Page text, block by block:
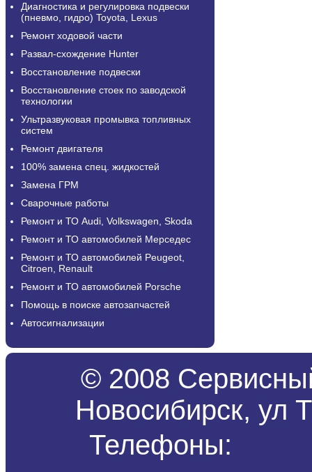
Диагностика и регулировка подвески
(пневмо, гидро) Toyota, Lexus
Ремонт ходовой части
Развал-схождение Hunter
Восстановление подвески
Восстановление стоек по заводской
технологии
Ультразвуковая промывка топливных
систем
Ремонт двигателя
100% замена спец. жидкостей
Замена ГРМ
Сварочные работы
Ремонт и ТО Audi, Volkswagen, Skoda
Ремонт и ТО автомобилей Мерседес
Ремонт и ТО автомобилей Peugeot,
Citroen, Renault
Ремонт и ТО автомобилей Porsche
Помощь в поиске автозапчастей
Автосигнализации
© 2008
Новосибирск, ул
Телефоны: